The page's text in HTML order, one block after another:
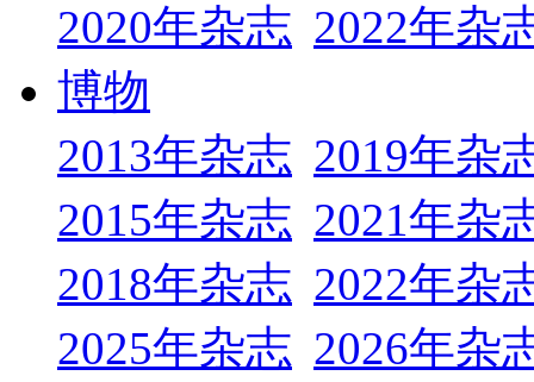
2020年杂志 2022年杂
博物
2013年杂志 2019年杂
2015年杂志 2021年杂
2018年杂志 2022年杂
2025年杂志 2026年杂